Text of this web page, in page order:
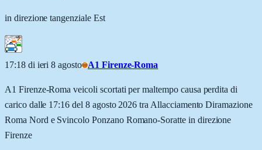
in direzione tangenziale Est
17:18 di ieri 8 agosto A1 Firenze-Roma
A1 Firenze-Roma veicoli scortati per maltempo causa perdita di
carico dalle 17:16 del 8 agosto 2026 tra Allacciamento Diramazione
Roma Nord e Svincolo Ponzano Romano-Soratte in direzione
Firenze